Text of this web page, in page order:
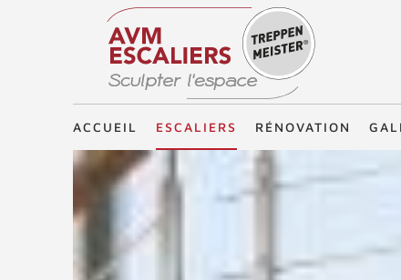
Treppenmeister - Sculpter l'espace
ACCUEIL ESCALIERS RÉNOVATION